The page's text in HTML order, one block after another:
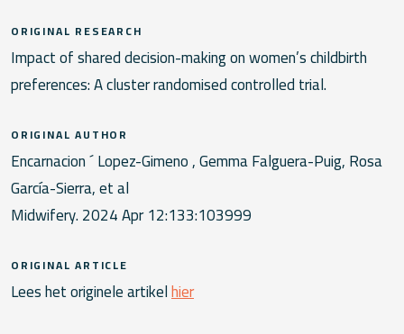
ORIGINAL RESEARCH
Impact of shared decision-making on women’s childbirth
preferences: A cluster randomised controlled trial.
ORIGINAL AUTHOR
Encarnacion ´ Lopez-Gimeno , Gemma Falguera-Puig, Rosa
García-Sierra, et al
Midwifery. 2024 Apr 12:133:103999
ORIGINAL ARTICLE
Lees het originele artikelhier